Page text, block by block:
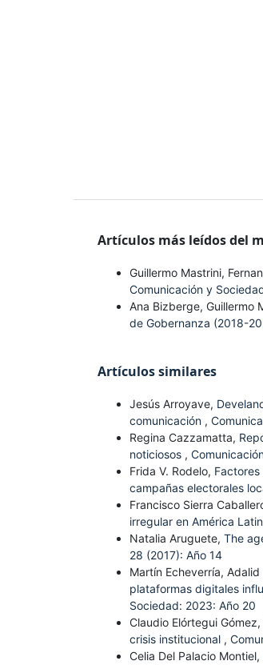
Artículos más leídos del
Guillermo Mastrini,
Comunicación y
Ana Bizberge, Guillermo
de Gobernanza (2018-
Artículos similares
Jesús Arroyave,
comunicación ,
Regina Cazzamatta,
noticiosos ,
Frida V. Rodelo,
campañas electorales
Francisco Sierra
irregular en América
Natalia Aruguete, The
28 (2017): Año 14
Martín Echeverría,
plataformas digitales
Sociedad: 2023: Año 20
Claudio Elórtegui
crisis institucional ,
Celia Del Palacio Montiel,